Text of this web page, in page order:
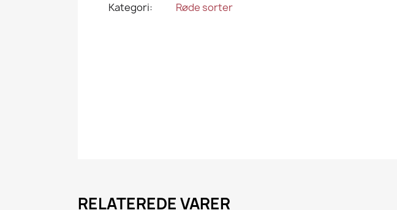
Kategori Røde sorter
RELATEREDE VARER